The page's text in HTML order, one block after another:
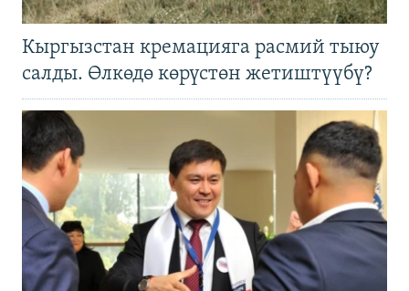
Кыргызстан кремацияга расмий тыюу
салды. Өлкөдө көрүстөн жетиштүүбү?